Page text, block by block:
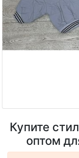
Купите
оптом